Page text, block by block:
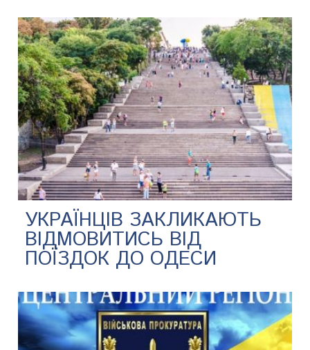
УКРАЇНЦІВ ЗАКЛИКАЮТЬ
ВІДМОВИТИСЬ ВІД
ПОЇЗДОК ДО ОДЕСИ